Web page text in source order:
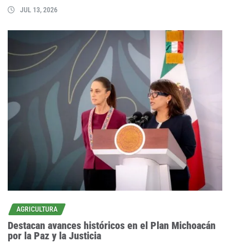
JUL 13, 2026
AGRICULTURA
Destacan avances históricos en el Plan Michoacán
por la Paz y la Justicia